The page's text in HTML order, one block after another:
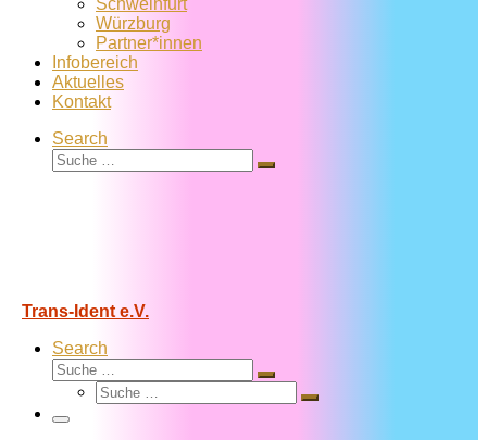
Schweinfurt
Würzburg
Partner*innen
Infobereich
Aktuelles
Kontakt
Search
Suche
Suche
Trans-Ident e.V.
Search
Suche
Suche
Suche
Suche
Menü